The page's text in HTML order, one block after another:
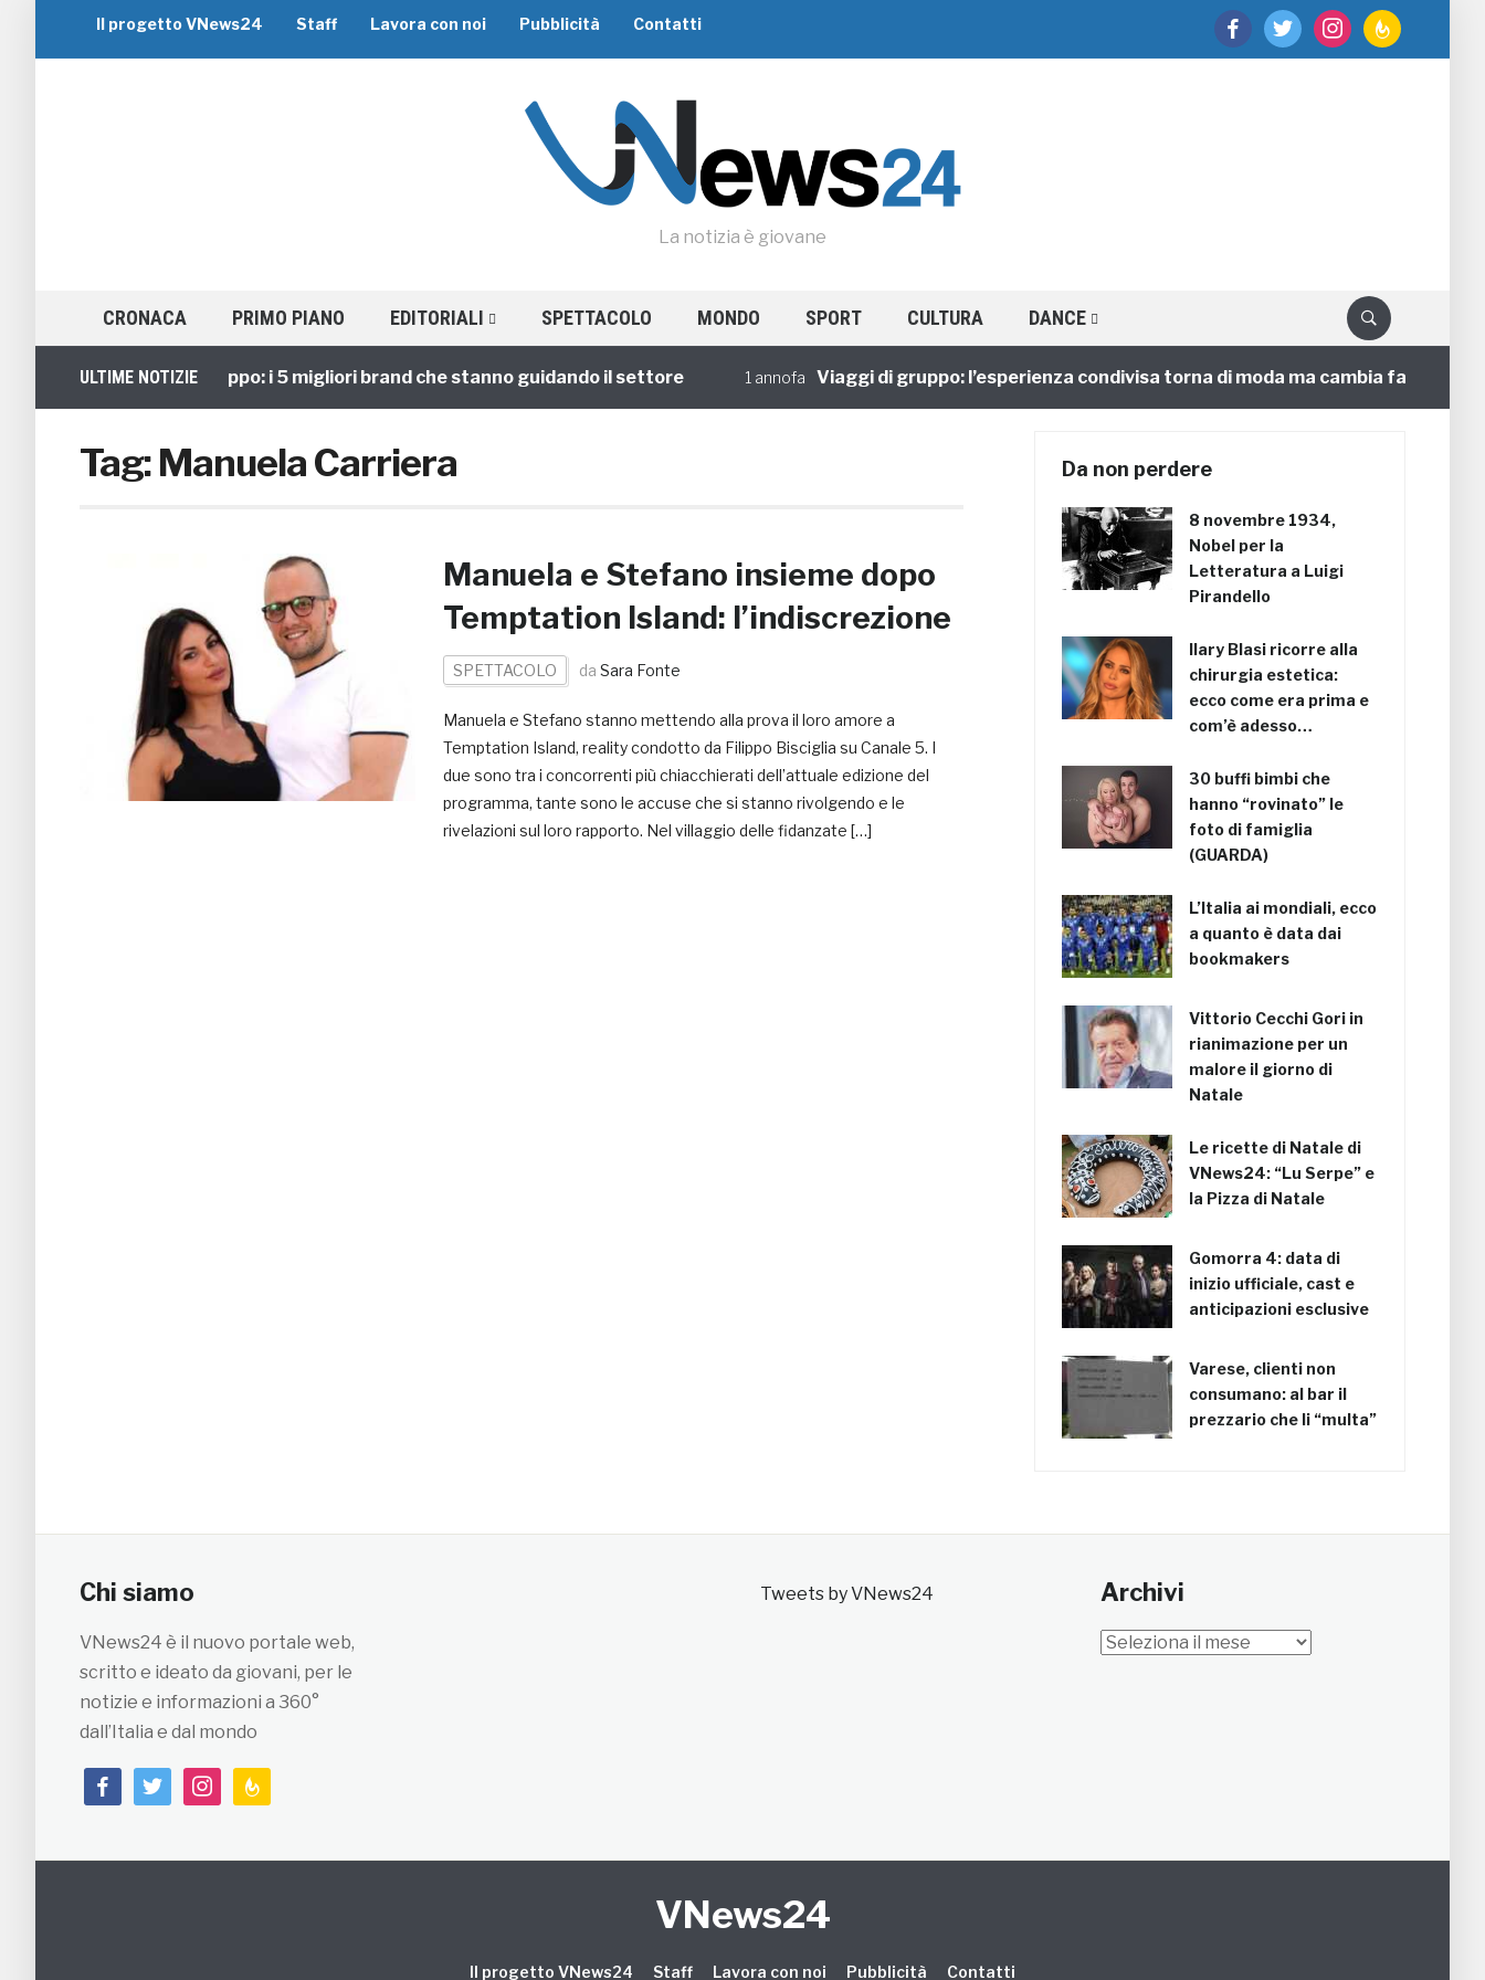
facebooktwitter instagramfeedburner
Il progetto VNews24 Staff Lavora con noi Pubblicità Contatti
La notizia è giovane
CRONACA PRIMO PIANO EDITORIALI SPETTACOLO MONDO SPORT CULTURA DANCE
ULTIME NOTIZIE
Viaggi di Gruppo: i 5 migliori brand che stanno guidando il settore 1 annofa Viaggi di gruppo: l’esperienza condivisa torna di moda ma cambia faccia
Tag:Manuela Carriera
Manuela e Stefano insieme dopo
Temptation Island: l’indiscrezione
SPETTACOLO da Sara Fonte
Manuela e Stefano stanno mettendo alla prova il loro amore a
Temptation Island, reality condotto da Filippo Bisciglia su Canale 5. I
due sono tra i concorrenti più chiacchierati dell’attuale edizione del
programma, tante sono le accuse che si stanno rivolgendo e le
rivelazioni sul loro rapporto. Nel villaggio delle fidanzate […]
Da non perdere
8 novembre 1934,
Nobel per la
Letteratura a Luigi
Pirandello
Ilary Blasi ricorre alla
chirurgia estetica:
ecco come era prima e
com’è adesso…
30 buffi bimbi che
hanno “rovinato” le
foto di famiglia
(GUARDA)
L’Italia ai mondiali, ecco
a quanto è data dai
bookmakers
Vittorio Cecchi Gori in
rianimazione per un
malore il giorno di
Natale
Le ricette di Natale di
VNews24: “Lu Serpe” e
la Pizza di Natale
Gomorra 4: data di
inizio ufficiale, cast e
anticipazioni esclusive
Varese, clienti non
consumano: al bar il
prezzario che li “multa”
Chi siamo
VNews24 è il nuovo portale web,
scritto e ideato da giovani, per le
notizie e informazioni a 360°
dall’Italia e dal mondo
facebooktwitterinstagramfeedburner
Tweets by VNews24 Archivi
Archivi
VNews24
Il progetto VNews24 Staff Lavora con noi Pubblicità Contatti